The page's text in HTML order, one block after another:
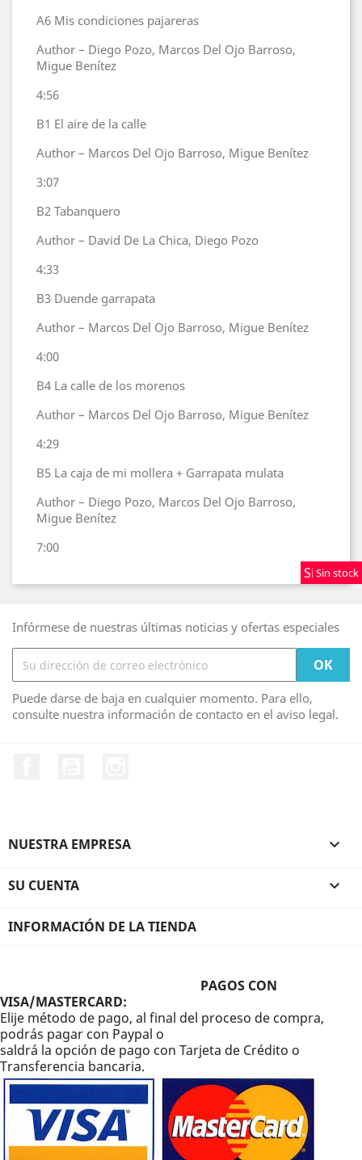
Sin stock
Sin stock
Sin stock
A6 Mis condiciones pajareras
Author – Diego Pozo, Marcos Del Ojo Barroso,
Migue Benítez
4:56
B1 El aire de la calle
Author – Marcos Del Ojo Barroso, Migue Benítez
3:07
B2 Tabanquero
Author – David De La Chica, Diego Pozo
4:33
B3 Duende garrapata
Author – Marcos Del Ojo Barroso, Migue Benítez
4:00
B4 La calle de los morenos
Author – Marcos Del Ojo Barroso, Migue Benítez
4:29
B5 La caja de mi mollera + Garrapata mulata
Author – Diego Pozo, Marcos Del Ojo Barroso,
Migue Benítez
7:00
Infórmese de nuestras últimas noticias y ofertas especiales
Puede darse de baja en cualquier momento. Para ello,
consulte nuestra información de contacto en el aviso legal.
NUESTRA EMPRESA 
SU CUENTA 
INFORMACIÓN DE LA TIENDA
PAGOS CON
VISA/MASTERCARD:
Elije método de pago, al final del proceso de compra,
podrás pagar con Paypal o
saldrá la opción de pago con Tarjeta de Crédito o
Transferencia bancaria.